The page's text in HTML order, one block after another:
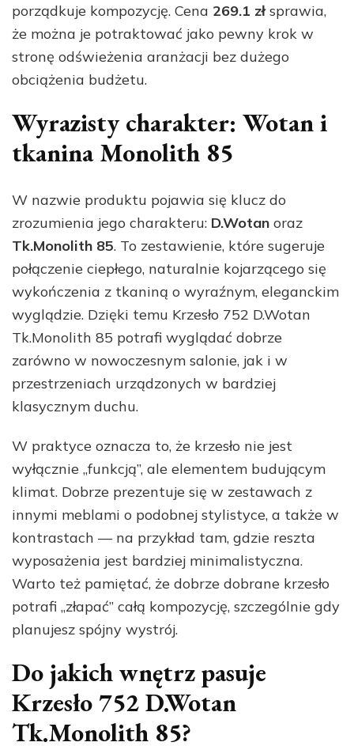
porządkuje kompozycję. Cena 269.1 złsprawia,
że można je potraktować jako pewny krok w
stronę odświeżenia aranżacji bez dużego
obciążenia budżetu.
Wyrazisty charakter: Wotan i
tkanina Monolith 85
W nazwie produktu pojawia się klucz do
zrozumienia jego charakteru: D.Wotan oraz
Tk.Monolith 85. To zestawienie, które sugeruje
połączenie ciepłego, naturalnie kojarzącego się
wykończenia z tkaniną o wyraźnym, eleganckim
wyglądzie. Dzięki temu Krzesło 752 D.Wotan
Tk.Monolith 85 potrafi wyglądać dobrze
zarówno w nowoczesnym salonie, jak i w
przestrzeniach urządzonych w bardziej
klasycznym duchu.
W praktyce oznacza to, że krzesło nie jest
wyłącznie „funkcją”, ale elementem budującym
klimat. Dobrze prezentuje się w zestawach z
innymi meblami o podobnej stylistyce, a także w
kontrastach — na przykład tam, gdzie reszta
wyposażenia jest bardziej minimalistyczna.
Warto też pamiętać, że dobrze dobrane krzesło
potrafi „złapać” całą kompozycję, szczególnie gdy
planujesz spójny wystrój.
Do jakich wnętrz pasuje
Krzesło 752 D.Wotan
Tk.Monolith 85?